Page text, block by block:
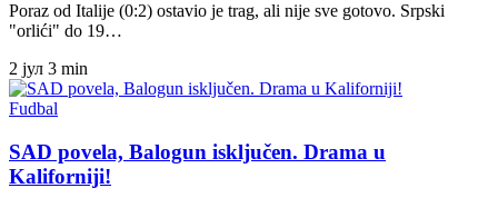
Poraz od Italije (0:2) ostavio je trag, ali nije sve gotovo. Srpski
"orlići" do 19…
2 јул 3 min
Fudbal
SAD povela, Balogun isključen. Drama u
Kaliforniji!